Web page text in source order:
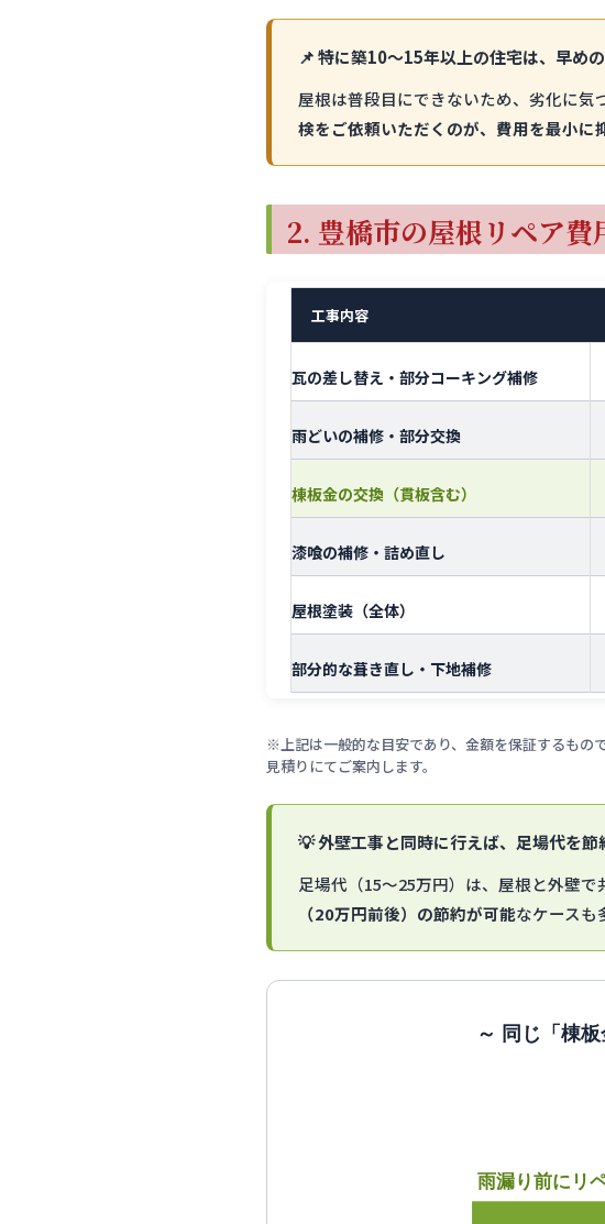
📌 特に築10〜15年以上の住宅は、早め
屋根は普段目にできないため、劣化に気
検をご依頼いただくのが、費用を最小に
2. 豊橋市の屋根リペア費
工事内容
瓦の差し替え・部分コーキング補修
雨どいの補修・部分交換
棟板金の交換（貫板含む）
漆喰の補修・詰め直し
屋根塗装（全体）
部分的な葺き直し・下地補修
※上記は一般的な目安であり、金額を保証するもの
見積りにてご案内します。
💡 外壁工事と同時に行えば、足場代を節
足場代（15〜25万円）は、屋根と外壁で
（20万円前後）の節約が可能なケースも
～ 同じ「棟
雨漏り前にリ